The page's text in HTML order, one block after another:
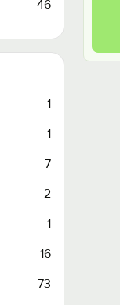
46
1
1
7
2
1
16
73